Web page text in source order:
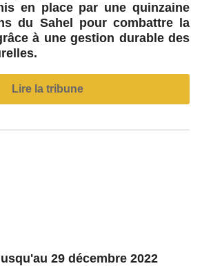
en place par une quinzaine
du Sahel pour combattre la
à une gestion durable des
Lire la tribune
29 décembre 2022